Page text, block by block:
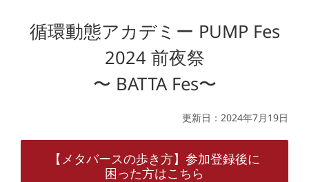
循環動態アカデミー PUMP Fes
2024 前夜祭
〜 BATTA Fes〜
更新日：2024年7月19日
【メタバースの歩き方】参加登録後に
困った方はこちら